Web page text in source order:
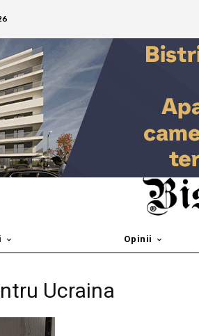
Opinii
Ucraina